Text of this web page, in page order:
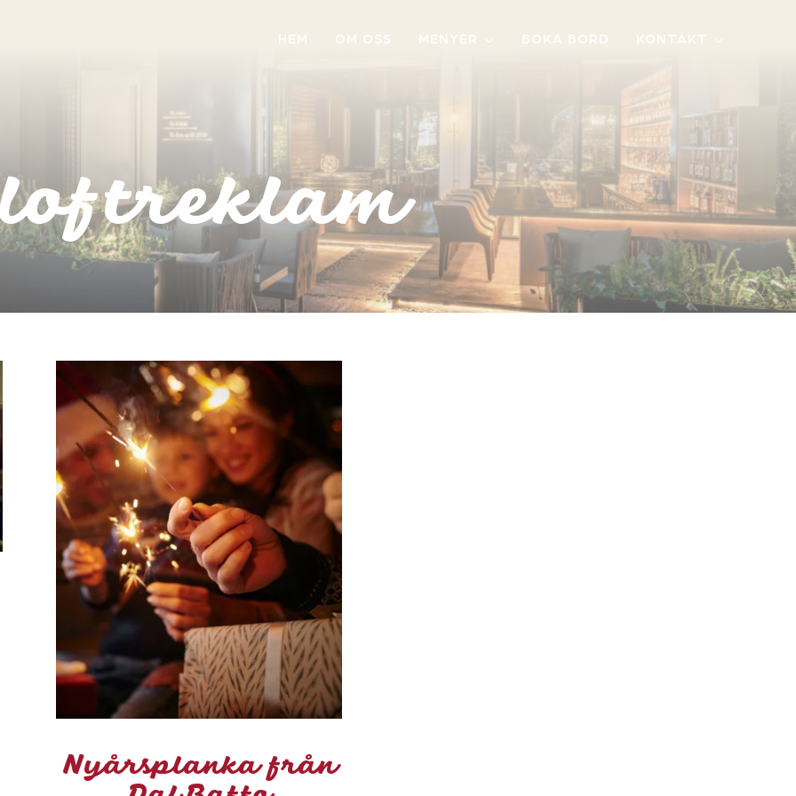
HEM OM OSS MENYER BOKA BORD KONTAKT
Nyårsplanka från